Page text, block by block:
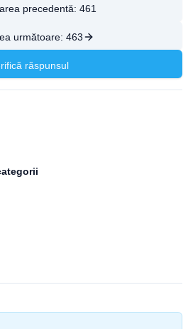
precedentă: 461
următoare: 463
răspunsul